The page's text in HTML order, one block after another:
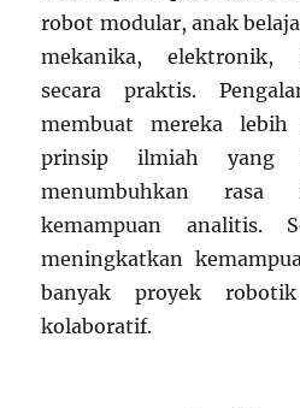
robot modular, anak
mekanika, elektronik,
secara praktis.
membuat mereka lebih
prinsip ilmiah yang
menumbuhkan
kemampuan analitis.
meningkatkan
banyak proyek
kolaboratif.